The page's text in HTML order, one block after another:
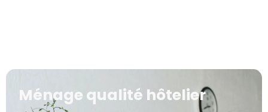
Ménage qualité hôtelier